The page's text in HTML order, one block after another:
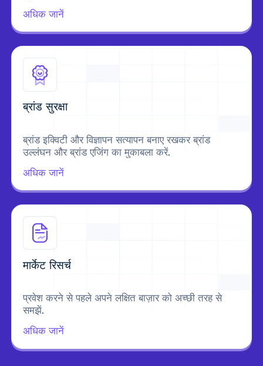
अधिक जानें
ब्रांड सुरक्षा
ब्रांड इक्विटी और विज्ञापन सत्यापन बनाए रखकर ब्रांड
उल्लंघन और ब्रांड एजिंग का मुकाबला करें.
अधिक जानें
मार्केट रिसर्च
प्रवेश करने से पहले अपने लक्षित बाज़ार को अच्छी तरह से
समझें.
अधिक जानें